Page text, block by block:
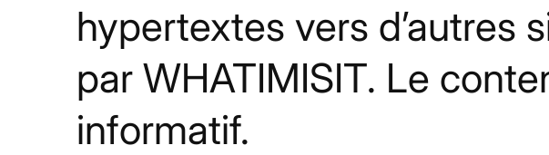
hypertextes vers d’autres
par WHATIMISIT. Le
informatif.